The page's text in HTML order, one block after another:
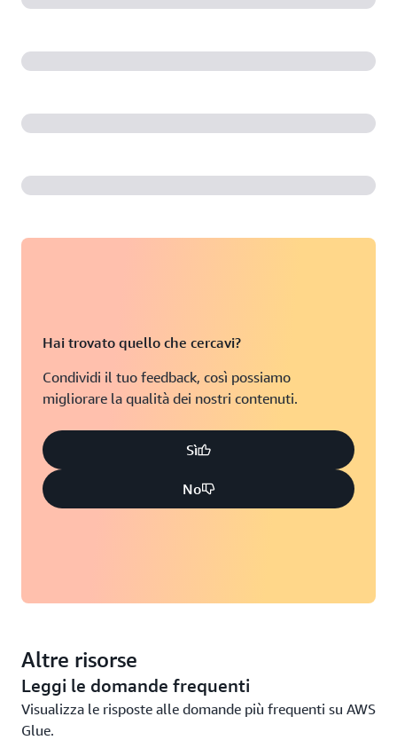
Hai trovato quello che cercavi?
Condividi il tuo feedback, così possiamo
migliorare la qualità dei nostri contenuti.
Sì
No
Altre risorse
Leggi le domande frequenti
Visualizza le risposte alle domande più frequenti su AWS
Glue.